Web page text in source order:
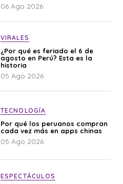
06 Ago 2026
VIRALES
¿Por qué es feriado el 6 de
agosto en Perú? Esta es la
historia
05 Ago 2026
TECNOLOGÍA
Por qué los peruanos compran
cada vez más en apps chinas
05 Ago 2026
ESPECTÁCULOS